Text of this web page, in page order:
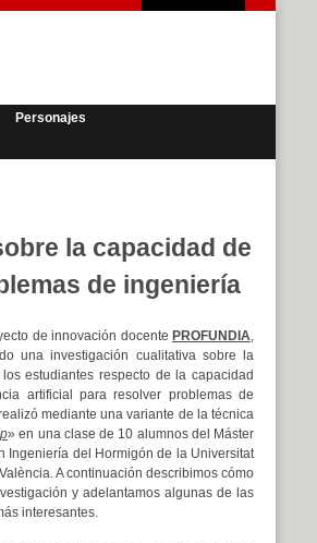
Personajes
la capacidad de
de ingeniería
de innovación docente PROFUNDIA,
una investigación cualitativa sobre la
estudiantes respecto de la capacidad
artificial para resolver problemas de
mediante una variante de la técnica
» en una clase de 10 alumnos del Máster
Ingeniería del Hormigón de la Universitat
A continuación describimos cómo
y adelantamos algunas de las
interesantes.